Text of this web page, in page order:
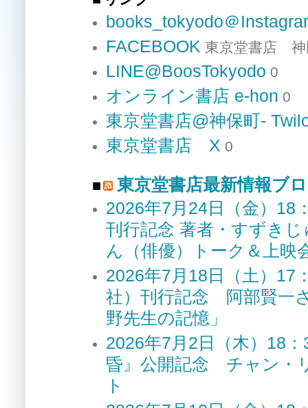
books_tokyodo＠
FACEBOOK 東京堂書店 神
LINE@BoosTokyodo 0
オンライン書店 e-hon 0
東京堂書店@神保町-
東京堂書店 X 0
東京堂書店最新情報ブ
2026年7月24日（金）18
刊行記念 著者・すずき
ん（俳優）トーク＆上
2026年7月18日（土）17
社）刊行記念 阿部賢一
野先生の記憶」
2026年7月2日（木）18
昏』公開記念 チャン・
ト